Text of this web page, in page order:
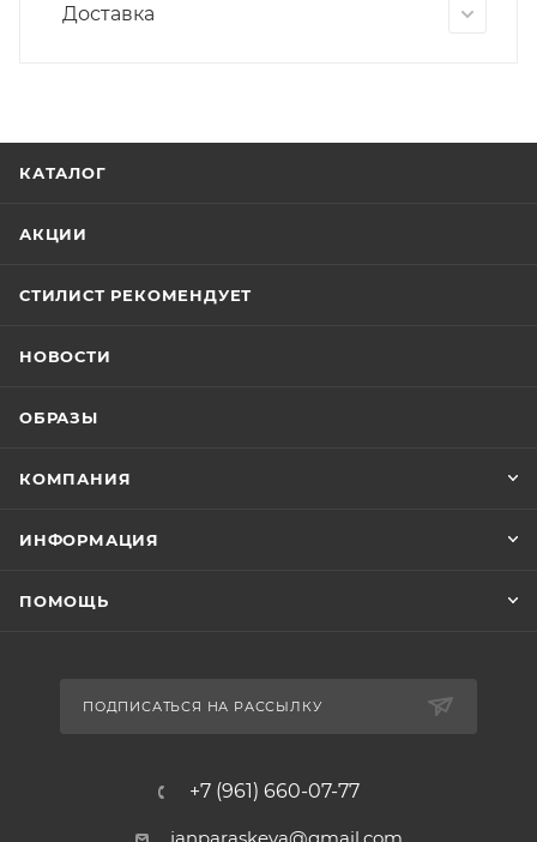
Доставка
КАТАЛОГ
АКЦИИ
СТИЛИСТ РЕКОМЕНДУЕТ
НОВОСТИ
ОБРАЗЫ
КОМПАНИЯ
ИНФОРМАЦИЯ
ПОМОЩЬ
ПОДПИСАТЬСЯ НА РАССЫЛКУ
+7 (961) 660-07-77